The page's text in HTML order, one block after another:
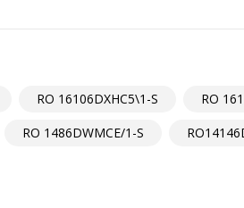
RO 16106DXHC5\1-S RO
RO 1486DWMCE/1-S